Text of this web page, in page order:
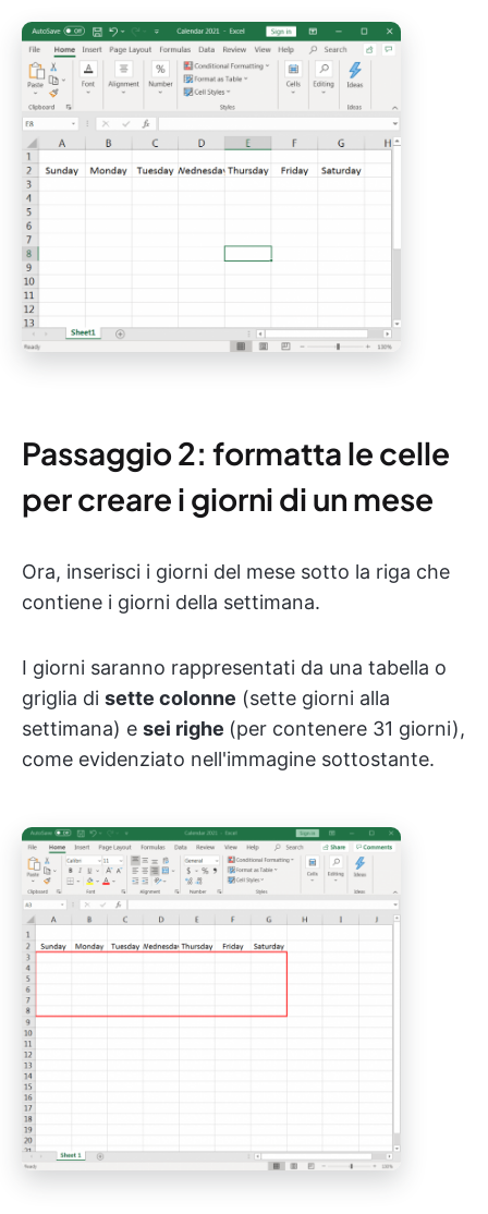
Passaggio 2: formatta le celle
per creare i giorni di un mese
Ora, inserisci i giorni del mese sotto la riga che
contiene i giorni della settimana.
I giorni saranno rappresentati da una tabella o
griglia di sette colonne (sette giorni alla
settimana) e sei righe (per contenere 31 giorni),
come evidenziato nell'immagine sottostante.